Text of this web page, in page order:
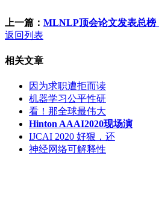
上一篇： MLNLP顶会论文发表总榜
返回列表
相关文章
因为求职遭拒而读
机器学习公平性研
看！那全球最伟大
Hinton AAAI2020现场演
IJCAI 2020 好狠，还
神经网络可解释性